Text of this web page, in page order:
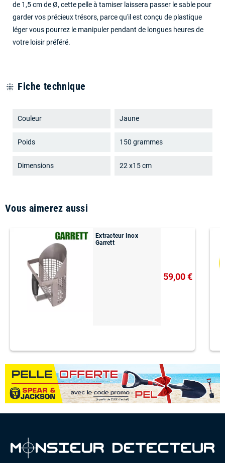
de 1,5 cm de Ø, cette pelle à tamiser laissera passer le sable pour
garder vos précieux trésors, parce qu'il est conçu de plastique
léger vous pourrez le manipuler pendant de longues heures de
votre loisir préféré.
blur_on Fiche technique
Couleur Jaune
Poids 150 grammes
Dimensions 22 x15 cm
Vous aimerez aussi
Extracteur Inox
Garrett
59,00 €